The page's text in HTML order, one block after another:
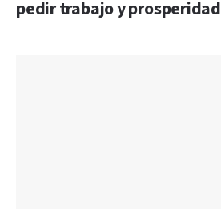
pedir trabajo y prosperidad